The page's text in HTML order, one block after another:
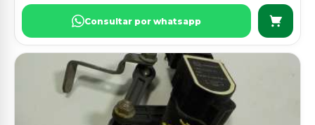
Consultar por whatsapp